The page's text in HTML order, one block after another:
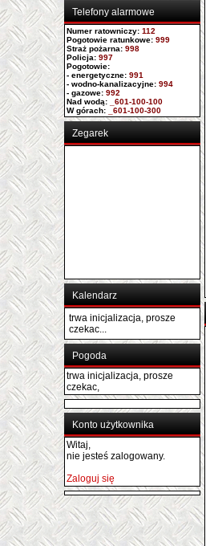
Telefony alarmowe
Numer ratowniczy: 112
Pogotowie ratunkowe: 999
Straż pożarna: 998
Policja: 997
Pogotowie:
- energetyczne: 991
- wodno-kanalizacyjne: 994
- gazowe: 992
Nad wodą: _601-100-100
W górach: _601-100-300
Zegarek
Kalendarz
trwa inicjalizacja, prosze
czekac...
Pogoda
trwa inicjalizacja, prosze
czekac,
Konto użytkownika
Witaj,
nie jesteś zalogowany.
Zaloguj się